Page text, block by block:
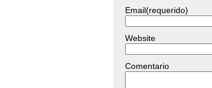
Email(requerido)
Website
Comentario